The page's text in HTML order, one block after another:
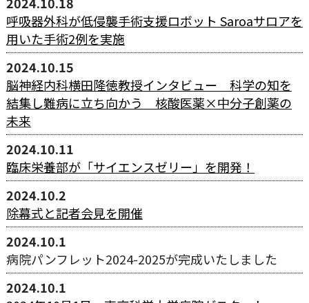
呼吸器外科が低侵襲手術支援ロボット Saroaサロアを
用いた手術2例を実施
2024.10.15
脳神経内科横田隆徳教授インタビュー 科学の知を
結集し難病に立ち向かう 核酸医薬×中分子創薬の
未来
2024.10.11
臨床栄養部が「サイエンスゼリー」を開発！
2024.10.2
除幕式と記者会見を開催
2024.10.1
病院パンフレット2024-2025が完成いたしました
2024.10.1